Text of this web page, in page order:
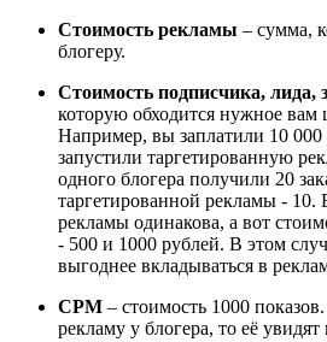
Стоимость рекламы – сумма,
блогеру.
Стоимость подписчика, лида,
которую обходится нужное вам
Например, вы заплатили 10 000
запустили таргетированную
одного блогера получили 20
таргетированной рекламы - 10.
рекламы одинакова, а вот
- 500 и 1000 рублей. В этом
выгоднее вкладываться в
CPM – стоимость 1000
рекламу у блогера, то её